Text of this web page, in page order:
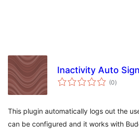
Inactivity Auto
(0total
)
This plugin automatically logs out the
can be configured and it works with